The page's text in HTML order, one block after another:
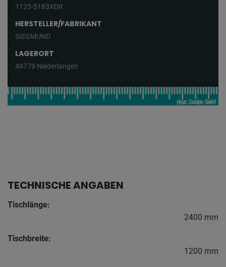
1125-5183XDR
HERSTELLER/FABRIKANT
SIEGMUND
LAGERORT
49779 Niederlangen
TECHNISCHE ANGABEN
Tischlänge:
2400 mm
Tischbreite:
1200 mm